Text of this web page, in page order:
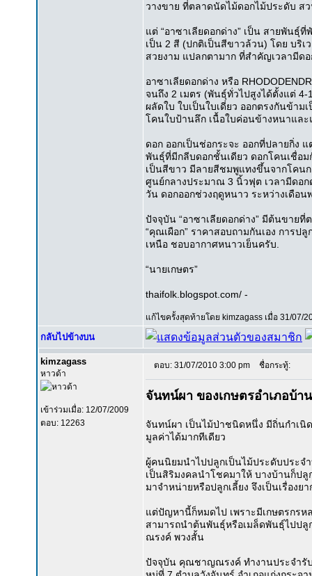
วางขาย ที่ตลาดนัดไม้ดอกไม้ประดับ ส
แต่ “อาซาเลียดอกด่าง” เป็น สายพัน
เป็น 2 สี (ปกติเป็นสีขาวล้วน) โดย บริ
สวยงาม แปลกตามาก ที่สำคัญเวลามีด
อาซาเลียดอกด่าง หรือ
จนถึง 2 เมตร (พันธุ์ทั่วไปสูงได้ตั้งแต่ 4-
ผลัดใบ ใบเป็นใบเดี่ยว ออกตรงกันข้า
โคนใบป้านลึก เนื้อใบค่อนข้างหนาและ
ดอก ออกเป็นช่อกระจะ ออกที่ปลายกิ่ง
พันธุ์ที่มีกลีบดอกชั้นเดียว ดอกโคนเชื่อ
เป็นสีขาว มีลายสีชมพูแทงขึ้นจากโคน
ศูนย์กลางประมาณ 3 นิ้วฟุต เวลามีดอ
วัน ดอกออกช่วงฤดูหนาว ระหว่างเดือ
ปัจจุบัน “อาซาเลียดอกด่าง” มีต้นขาย
“คุณเผือก” ราคาสอบถามกันเอง การป
เหนือ ชอบอากาศหนาวเย็นครับ.
“นายเกษตร”
thaifolk.blogspot.com/ -
แก้ไขครั้งสุดท้ายโดย kimzagass เมื่อ 31/07/
กลับไปข้างบน
kimzagass
หาวด้า
เข้าร่วมเมื่อ: 12/07/2009
ตอบ: 12263
ตอบ: 31/07/2010 3:00 pm ชื่อกระทู้:
จันทน์ผา ของเกษตรอำเภอบ้
จันทน์ผา เป็นไม้ป่าชนิดหนึ่ง มีถิ่นกำเนิ
มูลค่าได้มากทีเดียว
ผู้คนนิยมนำไปปลูกเป็นไม้ประดับประจ
เป็นสิริมงคลนำโชคมาให้ บางบ้านก็ป
มาจำหน่ายหรือปลูกเลี้ยง จึงเป็นเรื่อง
แต่ปัญหานี้ก็หมดไป เพราะมีเกษตรกร
สามารถนำต้นพันธุ์หรือเมล็ดพันธุ์ไปปลู
ณรงค์ พวงสั้น
ปัจจุบัน คุณชาญณรงค์ ทำงานประจำรับ